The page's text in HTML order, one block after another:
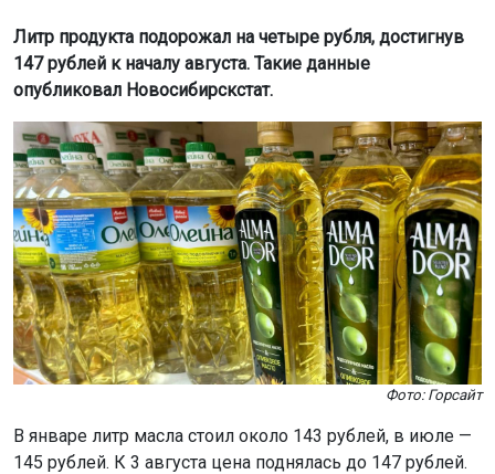
Литр продукта подорожал на четыре рубля, достигнув
147 рублей к началу августа. Такие данные
опубликовал Новосибирскстат.
Фото: Горсайт
В январе литр масла стоил около 143 рублей, в июле —
145 рублей. К 3 августа цена поднялась до 147 рублей.